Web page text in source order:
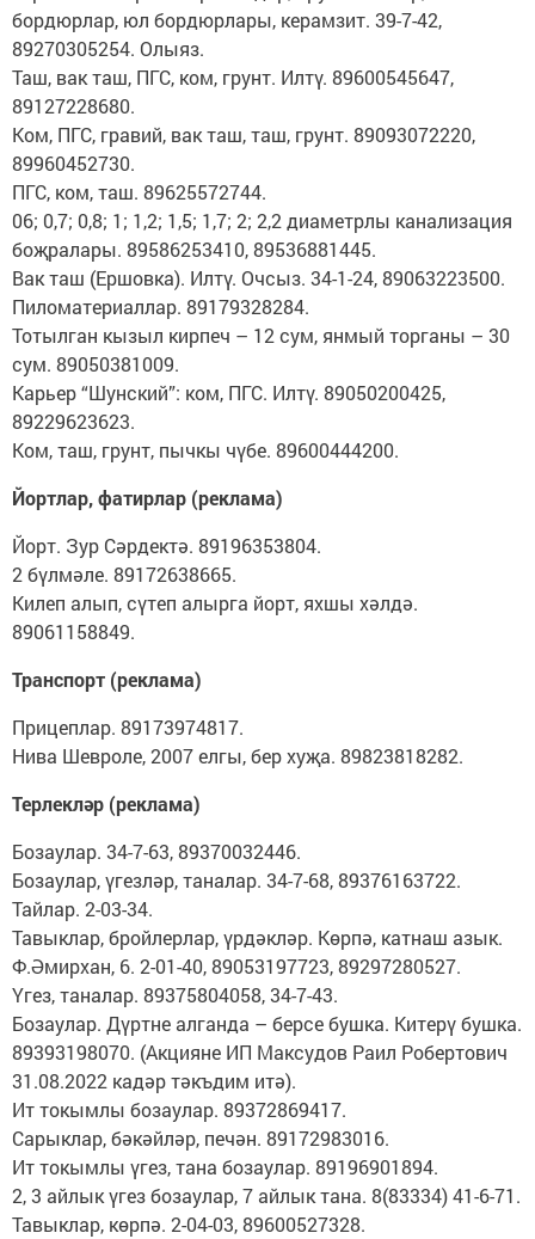
бордюрлар, юл бордюрлары, керамзит. 39-7-42,
89270305254. Олыяз.
Таш, вак таш, ПГС, ком, грунт. Илтү. 89600545647,
89127228680.
Ком, ПГС, гравий, вак таш, таш, грунт. 89093072220,
89960452730.
ПГС, ком, таш. 89625572744.
06; 0,7; 0,8; 1; 1,2; 1,5; 1,7; 2; 2,2 диаметрлы канализация
боҗралары. 89586253410, 89536881445.
Вак таш (Ершовка). Илтү. Очсыз. 34-1-24, 89063223500.
Пиломатериаллар. 89179328284.
Тотылган кызыл кирпеч – 12 сум, янмый торганы – 30
сум. 89050381009.
Карьер “Шунский”: ком, ПГС. Илтү. 89050200425,
89229623623.
Ком, таш, грунт, пычкы чүбе. 89600444200.
Йортлар, фатирлар (реклама)
Йорт. Зур Сәрдектә. 89196353804.
2 бүлмәле. 89172638665.
Килеп алып, сүтеп алырга йорт, яхшы хәлдә.
89061158849.
Транспорт (реклама)
Прицеплар. 89173974817.
Нива Шевроле, 2007 елгы, бер хуҗа. 89823818282.
Терлекләр (реклама)
Бозаулар. 34-7-63, 89370032446.
Бозаулар, үгезләр, таналар. 34-7-68, 89376163722.
Тайлар. 2-03-34.
Тавыклар, бройлерлар, үрдәкләр. Көрпә, катнаш азык.
Ф.Әмирхан, 6. 2-01-40, 89053197723, 89297280527.
Үгез, таналар. 89375804058, 34-7-43.
Бозаулар. Дүртне алганда – берсе бушка. Китерү бушка.
89393198070. (Акцияне ИП Максудов Раил Робертович
31.08.2022 кадәр тәкъдим итә).
Ит токымлы бозаулар. 89372869417.
Сарыклар, бәкәйләр, печән. 89172983016.
Ит токымлы үгез, тана бозаулар. 89196901894.
2, 3 айлык үгез бозаулар, 7 айлык тана. 8(83334) 41-6-71.
Тавыклар, көрпә. 2-04-03, 89600527328.